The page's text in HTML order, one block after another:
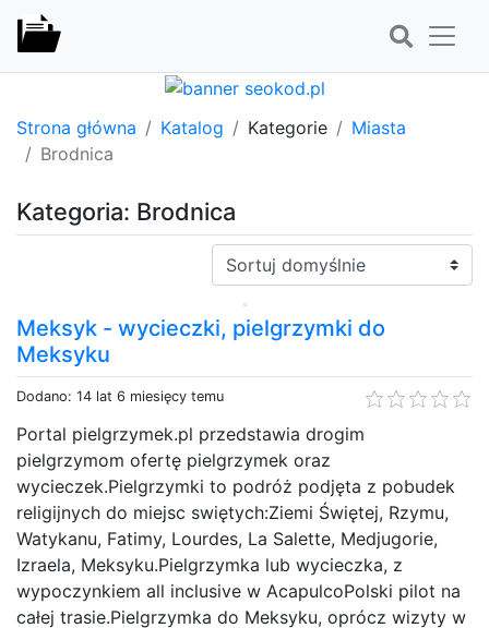
Strona główna Katalog Kategorie
Miasta
Brodnica
Kategoria: Brodnica
Sortuj:
Meksyk - wycieczki, pielgrzymki do
Meksyku
Dodano: 14 lat 6 miesięcy temu
Portal pielgrzymek.pl przedstawia drogim
pielgrzymom ofertę pielgrzymek oraz
wycieczek.Pielgrzymki to podróż podjęta z pobudek
religijnych do miejsc swiętych:Ziemi Świętej, Rzymu,
Watykanu, Fatimy, Lourdes, La Salette, Medjugorie,
Izraela, Meksyku.Pielgrzymka lub wycieczka, z
wypoczynkiem all inclusive w AcapulcoPolski pilot na
całej trasie.Pielgrzymka do Meksyku, oprócz wizyty w